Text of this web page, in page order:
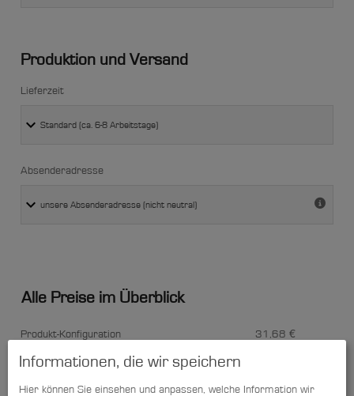
Produktion und Versand
Lieferzeit
Absenderadresse
Alle Preise im Überblick
Produkt-Konfiguration 31,68 €
Druckdaten überprüfen
Informationen, die wir speichern
Hier können Sie einsehen und anpassen, welche Information wir